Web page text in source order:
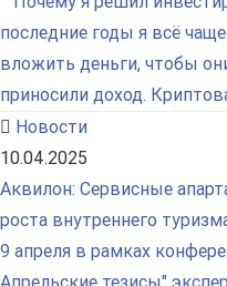
последние годы я всё
вложить деньги, чтобы
приносили доход.
Новости
10.04.2025
Аквилон: Сервисные
роста внутреннего
9 апреля в рамках
Апрельские тезисы"